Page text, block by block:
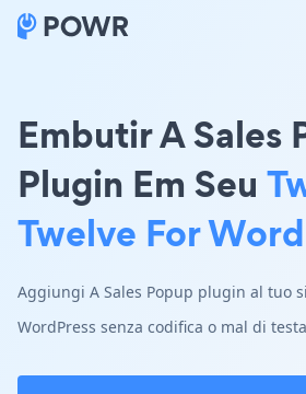
Embutir A Sales
Plugin Em Seu
Twelve For
Aggiungi A Sales Popup plugin al tuo
WordPress senza codifica o mal di